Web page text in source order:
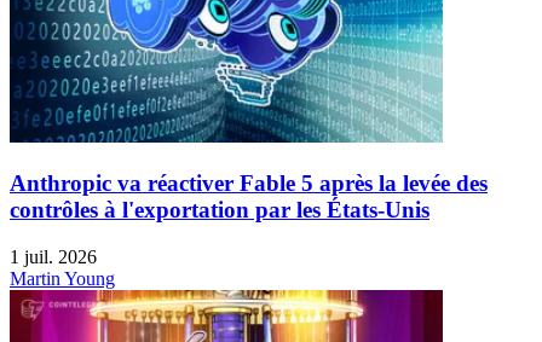
Anthropic va réactiver Fable 5 après la levée des
contrôles à l'exportation par les États-Unis
1 juil. 2026
Martin Young